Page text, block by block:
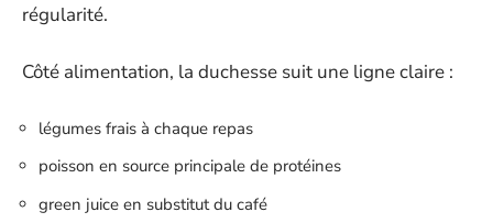
régularité.
Côté alimentation, la duchesse suit une ligne claire :
légumes frais à chaque repas
poisson en source principale de protéines
green juice en substitut du café